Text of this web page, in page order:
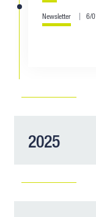
Newsletter 6/
2025